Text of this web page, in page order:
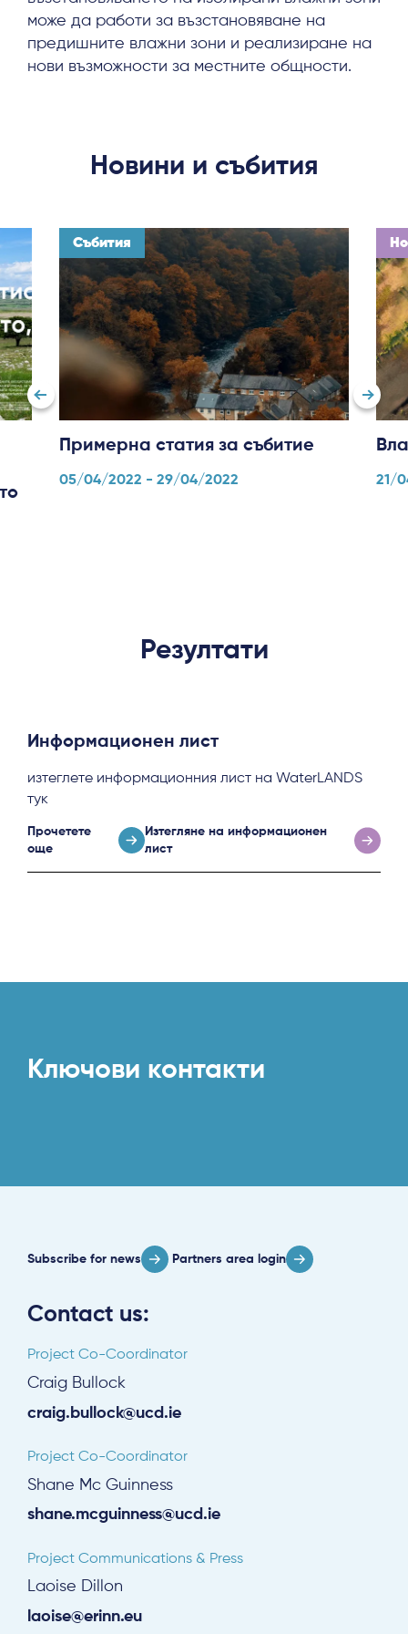
About
News & Events
Local Hub
Subscribe
Log in
може да работи за възстановяване на
предишните влажни зони и реализиране на
нови възможности за местните общности.
Новини и събития
Събития
Примерна статия за събитие
05/04/2022 - 29/04/2022 21/
Резултати
Информационен лист
изтеглете информационния лист на WaterLANDS
тук
Прочетете
още
Изтегляне на информационен
лист
Ключови контакти
Contact us:
Project Co-Coordinator
Craig Bullock
craig.bullock@ucd.ie
Project Co-Coordinator
Shane Mc Guinness
shane.mcguinness@ucd.ie
Project Communications & Press
Laoise Dillon
laoise@erinn.eu
Subscribe for news Partners area login